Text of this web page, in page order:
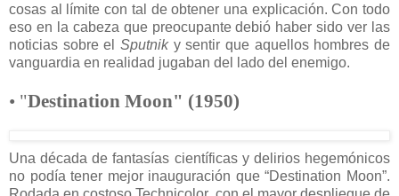
cosas al límite con tal de obtener una explicación. Con todo
eso en la cabeza que preocupante debió haber sido ver las
noticias sobre el Sputniky sentir que aquellos hombres de
vanguardia en realidad jugaban del lado del enemigo.
• "Destination Moon" (1950)
Una década de fantasías científicas y delirios hegemónicos
no podía tener mejor inauguración que “Destination Moon”.